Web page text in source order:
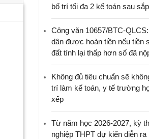
bố trí tối đa 2 kế toán sau
Công văn 10657/BTC-
dân được hoàn tiền nếu tiền
đất tính lại thấp hơn số đã
Không đủ tiêu chuẩn sẽ
trí làm kế toán, y tế trường
xếp
Từ năm học 2026-2027, kỳ
nghiệp THPT dự kiến diễn ra